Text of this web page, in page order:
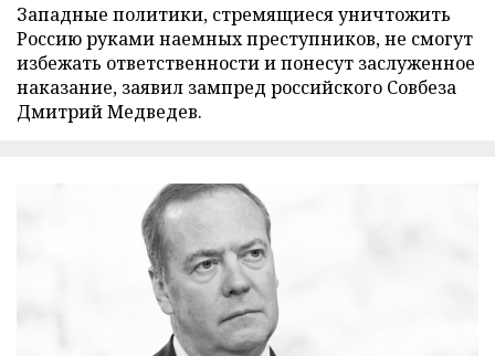
Западные политики, стремящиеся уничтожить
Россию руками наемных преступников, не смогут
избежать ответственности и понесут заслуженное
наказание, заявил зампред российского Совбеза
Дмитрий Медведев.